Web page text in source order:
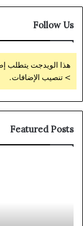
Follow Us
هذا الويدجت يتطلب
> تنصيب الإضافات.
Featured Posts